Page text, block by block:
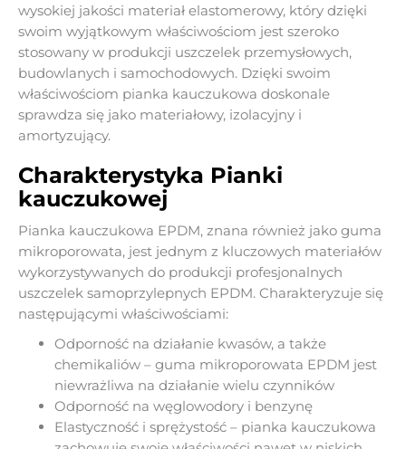
wysokiej jakości materiał elastomerowy, który dzięki
swoim wyjątkowym właściwościom jest szeroko
stosowany w produkcji uszczelek przemysłowych,
budowlanych i samochodowych. Dzięki swoim
właściwościom pianka kauczukowa doskonale
sprawdza się jako materiałowy, izolacyjny i
amortyzujący.
Charakterystyka Pianki
kauczukowej
Pianka kauczukowa EPDM, znana również jako guma
mikroporowata, jest jednym z kluczowych materiałów
wykorzystywanych do produkcji profesjonalnych
uszczelek samoprzylepnych EPDM. Charakteryzuje się
następującymi właściwościami:
Odporność na działanie kwasów, a także
chemikaliów – guma mikroporowata EPDM jest
niewrażliwa na działanie wielu czynników
Odporność na węglowodory i benzynę
Elastyczność i sprężystość – pianka kauczukowa